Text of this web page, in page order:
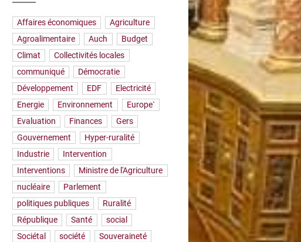
Affaires économiques
Agriculture
Agroalimentaire
Auch
Budget
Climat
Collectivités locales
communiqué
Démocratie
Développement
EDF
Electricité
Energie
Environnement
Europe`
Evaluation
Finances
Gers
Gouvernement
Hyper-ruralité
Industrie
Intervention
Interventions
Ministre de l'Agriculture
nucléaire
Parlement
politiques publiques
Ruralité
République
Santé
social
Sociétal
société
Souveraineté